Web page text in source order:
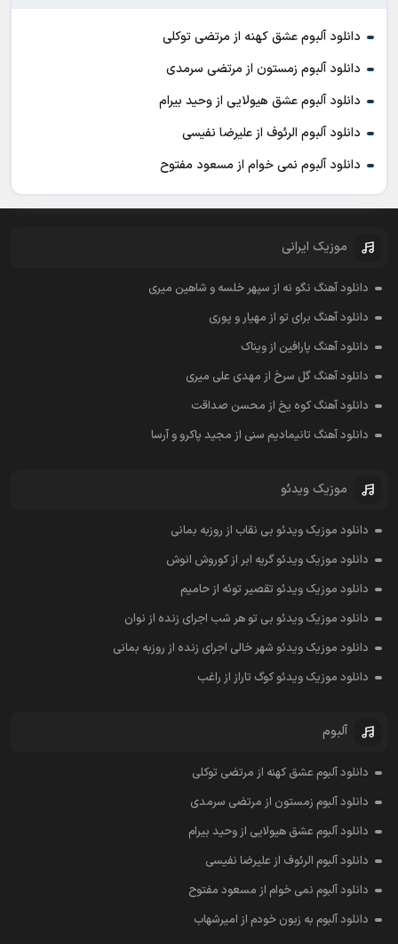
دانلود آلبوم عشق کهنه از مرتضی توکلی
دانلود آلبوم زمستون از مرتضی سرمدی
دانلود آلبوم عشق هیولایی از وحید بیرام
دانلود آلبوم الرئوف از علیرضا نفیسی
دانلود آلبوم نمی خوام از مسعود مفتوح
موزیک ایرانی
دانلود آهنگ نگو نه از سپهر خلسه و شاهین میری
دانلود آهنگ برای تو از مهیار و پوری
دانلود آهنگ پارافین از ویناک
دانلود آهنگ گل سرخ از مهدی علی میری
دانلود آهنگ کوه یخ از محسن صداقت
دانلود آهنگ تانیمادیم سنی از مجید پاکرو و آرسا
موزیک ویدئو
دانلود موزیک ویدئو بی نقاب از روزبه بمانی
دانلود موزیک ویدئو گریه ابر از کوروش انوش
دانلود موزیک ویدئو تقصیر توئه از حامیم
دانلود موزیک ویدئو بی تو هر شب اجرای زنده از نوان
دانلود موزیک ویدئو شهر خالی اجرای زنده از روزبه بمانی
دانلود موزیک ویدئو کوگ تاراز از راغب
آلبوم
دانلود آلبوم عشق کهنه از مرتضی توکلی
دانلود آلبوم زمستون از مرتضی سرمدی
دانلود آلبوم عشق هیولایی از وحید بیرام
دانلود آلبوم الرئوف از علیرضا نفیسی
دانلود آلبوم نمی خوام از مسعود مفتوح
دانلود آلبوم به زبون خودم از امیرشهاب